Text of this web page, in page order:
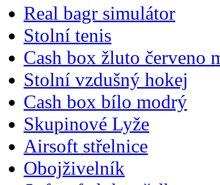
Real bagr simulátor
Stolní tenis
Cash box žluto červeno
Stolní vzdušný hokej
Cash box bílo modrý
Skupinové Lyže
Airsoft střelnice
Obojživelník